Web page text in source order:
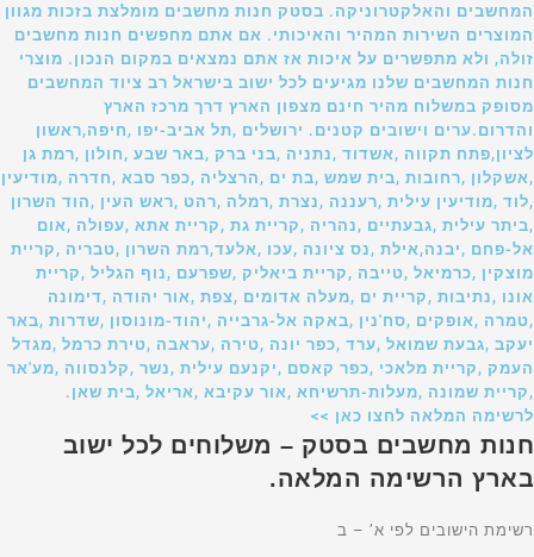
המחשבים והאלקטרוניקה. בסטק חנות מחשבים מומלצת בזכות מגוון
המוצרים השירות המהיר והאיכותי. אם אתם מחפשים חנות מחשבים
זולה, ולא מתפשרים על איכות אז אתם נמצאים במקום הנכון. מוצרי
חנות המחשבים שלנו מגיעים לכל ישוב בישראל רב ציוד המחשבים
מסופק במשלוח מהיר חינם מצפון הארץ דרך מרכז הארץ
והדרום.ערים וישובים קטנים. ירושלים ,תל אביב-יפו ,חיפה,ראשון
לציון,פתח תקווה ,אשדוד ,נתניה ,בני ברק ,באר שבע ,חולון ,רמת גן
,אשקלון ,רחובות ,בית שמש ,בת ים ,הרצליה ,כפר סבא ,חדרה ,מודיעין
,לוד ,מודיעין עילית ,רעננה ,נצרת ,רמלה ,רהט ,ראש העין ,הוד השרון
,ביתר עילית ,גבעתיים ,נהריה ,קריית גת ,קריית אתא ,עפולה ,אום
אל-פחם ,יבנה,אילת ,נס ציונה ,עכו ,אלעד,רמת השרון ,טבריה ,קריית
מוצקין ,כרמיאל ,טייבה ,קריית ביאליק ,שפרעם ,נוף הגליל ,קריית
אונו ,נתיבות ,קריית ים ,מעלה אדומים ,צפת ,אור יהודה ,דימונה
,טמרה ,אופקים ,סח'נין ,באקה אל-גרבייה ,יהוד-מונוסון ,שדרות ,באר
יעקב ,גבעת שמואל ,ערד ,כפר יונה ,טירה ,עראבה ,טירת כרמל ,מגדל
העמק ,קריית מלאכי ,כפר קאסם ,יקנעם עילית ,נשר ,קלנסווה ,מע'אר
,קריית שמונה ,מעלות-תרשיחא ,אור עקיבא ,אריאל ,בית שאן.
לרשימה המלאה לחצו כאן >>
חנות מחשבים בסטק – משלוחים לכל ישוב
בארץ הרשימה המלאה.
רשימת הישובים לפי א’ – ב